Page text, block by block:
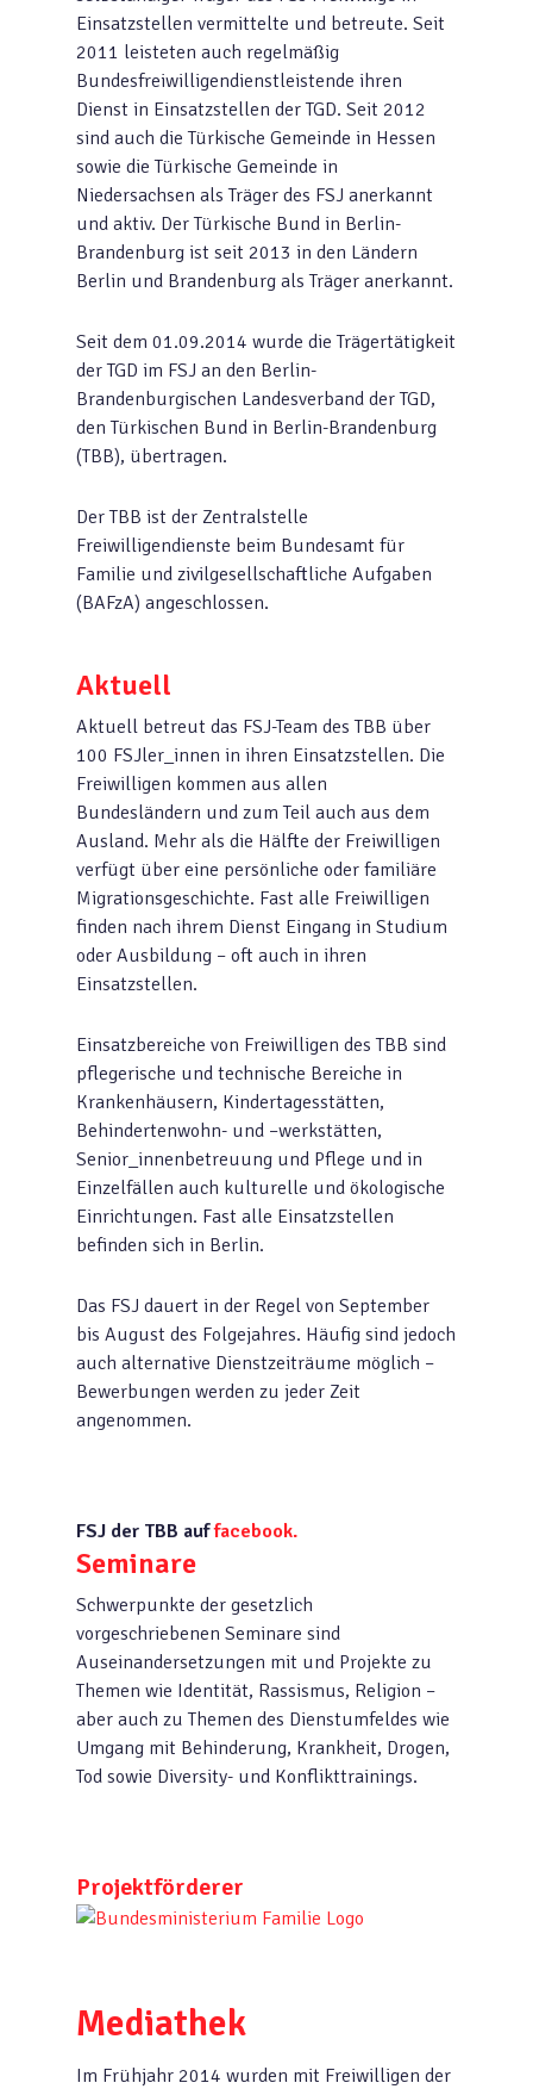
Einsatzstellen vermittelte und betreute. Seit
2011 leisteten auch regelmäßig
Bundesfreiwilligendienstleistende ihren
Dienst in Einsatzstellen der TGD. Seit 2012
sind auch die Türkische Gemeinde in Hessen
sowie die Türkische Gemeinde in
Niedersachsen als Träger des FSJ anerkannt
und aktiv. Der Türkische Bund in Berlin-
Brandenburg ist seit 2013 in den Ländern
Berlin und Brandenburg als Träger anerkannt.
Seit dem 01.09.2014 wurde die Trägertätigkeit
der TGD im FSJ an den Berlin-
Brandenburgischen Landesverband der TGD,
den Türkischen Bund in Berlin-Brandenburg
(TBB), übertragen.
Der TBB ist der Zentralstelle
Freiwilligendienste beim Bundesamt für
Familie und zivilgesellschaftliche Aufgaben
(BAFzA) angeschlossen.
Aktuell
Aktuell betreut das FSJ-Team des TBB über
100 FSJler_innen in ihren Einsatzstellen. Die
Freiwilligen kommen aus allen
Bundesländern und zum Teil auch aus dem
Ausland. Mehr als die Hälfte der Freiwilligen
verfügt über eine persönliche oder familiäre
Migrationsgeschichte. Fast alle Freiwilligen
finden nach ihrem Dienst Eingang in Studium
oder Ausbildung – oft auch in ihren
Einsatzstellen.
Einsatzbereiche von Freiwilligen des TBB sind
pflegerische und technische Bereiche in
Krankenhäusern, Kindertagesstätten,
Behindertenwohn- und –werkstätten,
Senior_innenbetreuung und Pflege und in
Einzelfällen auch kulturelle und ökologische
Einrichtungen. Fast alle Einsatzstellen
befinden sich in Berlin.
Das FSJ dauert in der Regel von September
bis August des Folgejahres. Häufig sind jedoch
auch alternative Dienstzeiträume möglich –
Bewerbungen werden zu jeder Zeit
angenommen.
FSJ der TBB auffacebook.
Seminare
Schwerpunkte der gesetzlich
vorgeschriebenen Seminare sind
Auseinandersetzungen mit und Projekte zu
Themen wie Identität, Rassismus, Religion –
aber auch zu Themen des Dienstumfeldes wie
Umgang mit Behinderung, Krankheit, Drogen,
Tod sowie Diversity- und Konflikttrainings.
Projektförderer
Mediathek
Im Frühjahr 2014 wurden mit Freiwilligen der